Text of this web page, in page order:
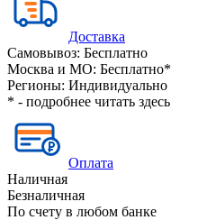
Доставка
Самовывоз: Бесплатно
Москва и МО: Бесплатно*
Регионы: Индивидуально
* - подробнее читать здесь
Оплата
Наличная
Безналичная
По счету в любом банке